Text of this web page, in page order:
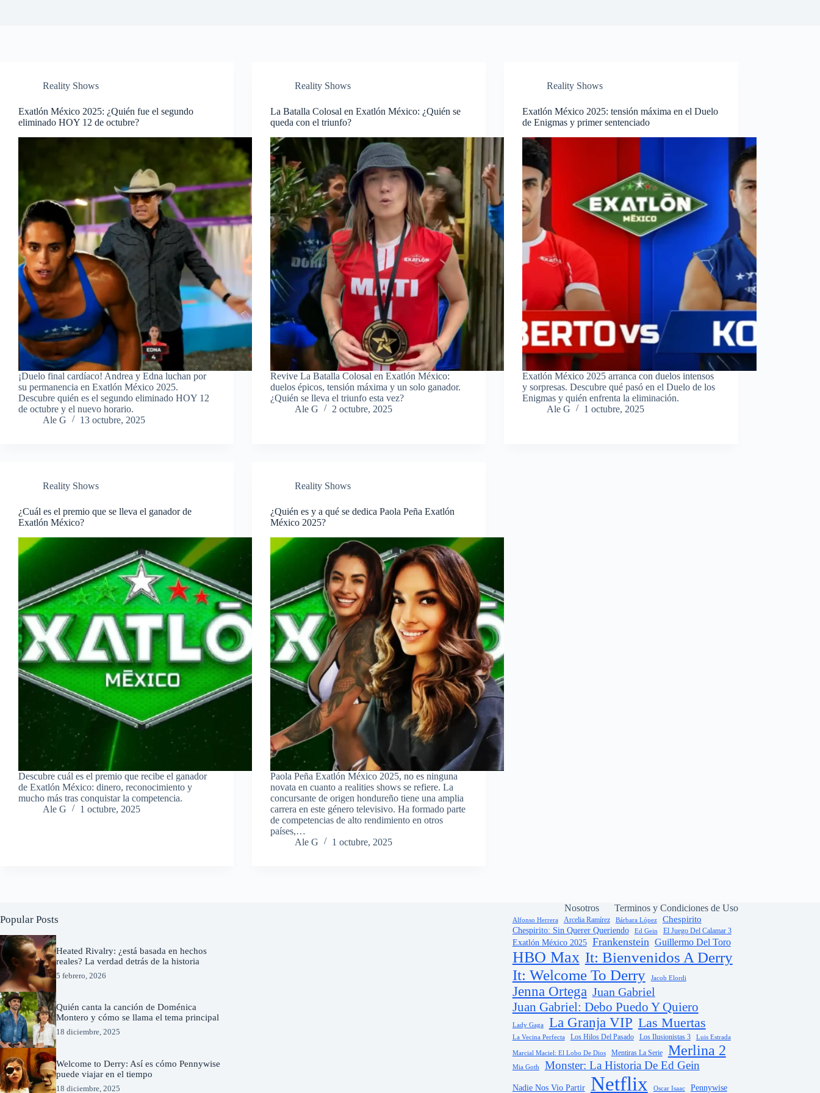
Reality Shows
Exatlón México 2025: ¿Quién fue el segundo
eliminado HOY 12 de octubre?
¡Duelo final cardíaco! Andrea y Edna luchan por
su permanencia en Exatlón México 2025.
Descubre quién es el segundo eliminado HOY 12
de octubre y el nuevo horario.
Ale G
13 octubre, 2025
Reality Shows
La Batalla Colosal en Exatlón México: ¿Quién se
queda con el triunfo?
Revive La Batalla Colosal en Exatlón México:
duelos épicos, tensión máxima y un solo ganador.
¿Quién se lleva el triunfo esta vez?
Ale G
2 octubre, 2025
Reality Shows
Exatlón México 2025: tensión máxima en el Duelo
de Enigmas y primer sentenciado
Exatlón México 2025 arranca con duelos intensos
y sorpresas. Descubre qué pasó en el Duelo de los
Enigmas y quién enfrenta la eliminación.
Ale G
1 octubre, 2025
Reality Shows
¿Cuál es el premio que se lleva el ganador de
Exatlón México?
Descubre cuál es el premio que recibe el ganador
de Exatlón México: dinero, reconocimiento y
mucho más tras conquistar la competencia.
Ale G
1 octubre, 2025
Reality Shows
¿Quién es y a qué se dedica Paola Peña Exatlón
México 2025?
Paola Peña Exatlón México 2025, no es ninguna
novata en cuanto a realities shows se refiere. La
concursante de origen hondureño tiene una amplia
carrera en este género televisivo. Ha formado parte
de competencias de alto rendimiento en otros
países,…
Ale G
1 octubre, 2025
Nosotros Terminos y Condiciones de Uso
Popular Posts
Heated Rivalry: ¿está basada en hechos
reales? La verdad detrás de la historia
5 febrero, 2026
Quién canta la canción de Doménica
Montero y cómo se llama el tema principal
18 diciembre, 2025
Welcome to Derry: Así es cómo Pennywise
puede viajar en el tiempo
18 diciembre, 2025
Alfonso Herrera Arcelia Ramírez Bárbara López Chespirito
Chespirito: Sin Querer Queriendo Ed Gein El Juego Del Calamar 3
Exatlón México 2025 Frankenstein Guillermo Del Toro
HBO Max It: Bienvenidos A Derry
It: Welcome To Derry
Jacob Elordi
Jenna Ortega Juan Gabriel
Juan Gabriel: Debo Puedo Y Quiero
Lady Gaga La Granja VIP Las Muertas
La Vecina Perfecta Los Hilos Del Pasado Los Ilusionistas 3 Luis Estrada
Marcial Maciel: El Lobo De Dios Mentiras La Serie Merlina 2
Mia Goth Monster: La Historia De Ed Gein
Nadie Nos Vio Partir Netflix Oscar Isaac Pennywise